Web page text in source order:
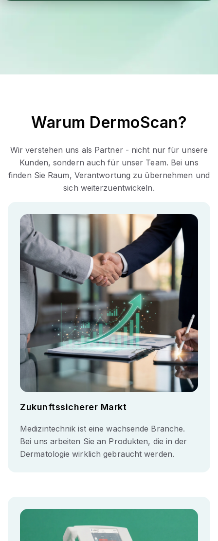
Warum DermoScan?
Wir verstehen uns als Partner - nicht nur für unsere
Kunden, sondern auch für unser Team. Bei uns
finden Sie Raum, Verantwortung zu übernehmen und
sich weiterzuentwickeln.
Zukunftssicherer Markt
Medizintechnik ist eine wachsende Branche.
Bei uns arbeiten Sie an Produkten, die in der
Dermatologie wirklich gebraucht werden.